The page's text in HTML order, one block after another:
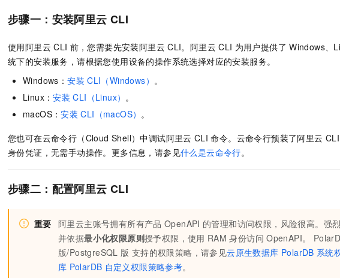
步骤一：安装阿里云 CLI
使用阿里云 CLI 前，您需要先安装阿里云 CLI。阿里云 CLI 为用户提供了 Windows、
统下的安装服务，请根据您使用设备的操作系统选择对应的安装服务。
Windows：安装 CLI（Windows） 。
Linux：安装 CLI（Linux） 。
macOS：安装 CLI（macOS） 。
您也可在云命令行（Cloud Shell）中调试阿里云 CLI 命令。 云命令行预装了阿里云
身份凭证，无需手动操作。更多信息，请参见什么是云命令行。
步骤二：配置阿里云 CLI
重要 阿里云主账号拥有所有产品 OpenAPI 的管理和访问权限，风险很高。强
并依据最小化权限原则授予权限，使用 RAM 身份访问 OpenAPI。
版/PostgreSQL 版 支持的权限策略，请参见云原生数据库 PolarDB 系统
库 PolarDB 自定义权限策略参考。
千问AI平台-Token Plan NEW
千问AI平台-模型体验
在线体验全尺寸、多种模态的模型效果
Happy 系列大模型
新一代 AI 视频生成模型，深度适配广告营销等场景
大模型服务平台百炼-应用模版
人工智能平台 PAI 秒悟
大模型解决方案
快速部署 Dify，高效搭建 AI 应用
依托云原生高可用架构,实现Dify私有化部署
10 分钟在聊天系统中增加一个 AI 助手
在企业官网、通讯软件中为客户提供 AI 客服
10分钟微调：让0.6B模型媲美235B模型
即刻拥有 DeepSeek-R1 满血版
多模态数
超强辅助
产品新客免费试用，最长12个月
大模型ACA认证体验
助力企业全员 AI 认知与能力提升
自动承接
AI空中课堂在线直播课堂（旗舰版）
生态解决方案
行业生态解决方案
开发者生态解决方案
OA 办公系统
财税管理
入门学习赛